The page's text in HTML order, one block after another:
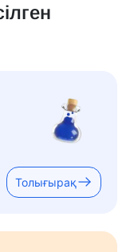
Толығырақ